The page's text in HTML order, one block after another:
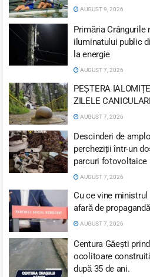
AUGUST 9, 2026
Primăria Crângurile
iluminatului public
la energie
AUGUST 7, 2026
PEȘTERA
ZILELE
AUGUST 7, 2026
Descinderi de
percheziții într-un
parcuri fotovoltaice
AUGUST 7, 2026
Cu ce vine
afară de
AUGUST 7, 2026
Centura Găești
ocolitoare
după 35 de ani.